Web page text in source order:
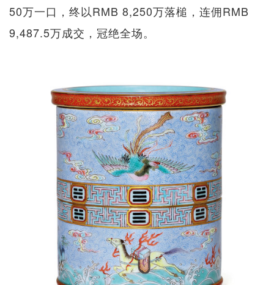
50万一口，终以RMB 8,250万落槌，连佣RMB
9,487.5万成交，冠绝全场。